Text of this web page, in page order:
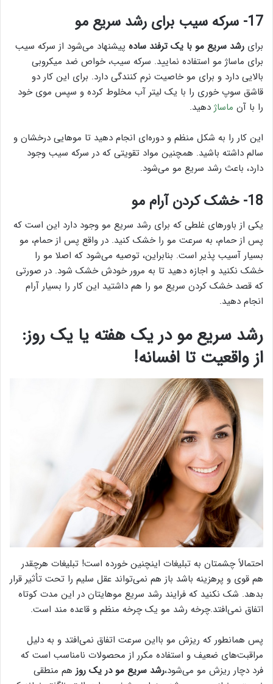
17- سرکه سیب برای رشد سریع مو
برای رشد سریع مو با یک ترفند ساده پیشنهاد می‌شود از سرکه سیب
برای ماساژ مو استفاده نمایید. سرکه سیب، خواص ضد میکروبی
بالایی دارد و برای مو خاصیت نرم کنندگی دارد. برای این کار دو
قاشق سوپ خوری را با یک لیتر آب مخلوط کرده و سپس موی خود
را با آن ماساژ دهید.
این کار را به شکل منظم و دوره‌ای انجام دهید تا موهایی درخشان و
سالم داشته باشید. همچنین مواد تقویتی که در سرکه سیب وجود
دارد، باعث رشد سریع مو می‌شود.
18- خشک کردن آرام مو
یکی از باورهای غلطی که برای رشد سریع مو وجود دارد این است که
پس از حمام، به سرعت مو را خشک کنید. در واقع پس از حمام، مو
بسیار آسیب پذیر است. بنابراین، توصیه می‌شود که اصلا مو را
خشک نکنید و اجازه دهید تا به مرور خودش خشک شود. در صورتی
که قصد خشک کردن سریع مو را هم داشتید این کار را بسیار آرام
انجام دهید.
رشد سریع مو در یک هفته یا یک روز:
از واقعیت تا افسانه!
احتمالاً چشمتان به تبلیغات اینچنین خورده است! تبلیغات هرچقدر
هم قوی و پرهزینه باشد باز هم نمی‌تواند عقل سلیم را تحت تأثیر قرار
بدهد. شک نکنید که فرایند رشد سریع موهایتان در این مدت کوتاه
اتفاق نمی‌افتد.چرخه رشد مو یک چرخه منظم و قاعده مند است.
پس همانطور که ریزش مو بااین سرعت اتفاق نمی‌افتد و به دلیل
مراقبت‌های ضعیف و استفاده مکرر از محصولات نامناسب است که
فرد دچار ریزش مو می‌شود،رشد سریع مو در یک روز هم منطقی